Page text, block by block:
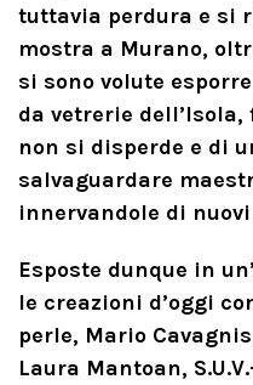
tuttavia perdura e si
mostra a Murano,
si sono volute
da vetrerie
non si disperde e di
salvaguardare
innervandole di
Esposte dunque in
le creazioni d’oggi
perle, Mario
Laura Mantoan,